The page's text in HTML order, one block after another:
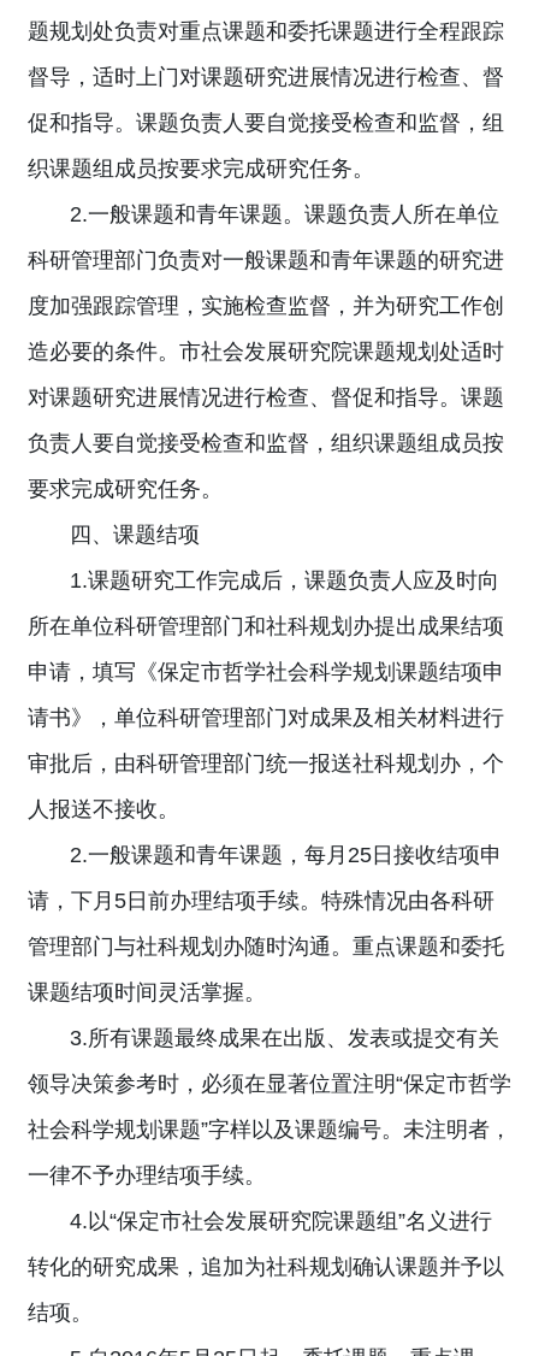
题规划处负责对重点课题和委托课题进行全程跟踪
督导，适时上门对课题研究进展情况进行检查、督
促和指导。课题负责人要自觉接受检查和监督，组
织课题组成员按要求完成研究任务。
2.一般课题和青年课题。课题负责人所在单位
科研管理部门负责对一般课题和青年课题的研究进
度加强跟踪管理，实施检查监督，并为研究工作创
造必要的条件。市社会发展研究院课题规划处适时
对课题研究进展情况进行检查、督促和指导。课题
负责人要自觉接受检查和监督，组织课题组成员按
要求完成研究任务。
四、课题结项
1.课题研究工作完成后，课题负责人应及时向
所在单位科研管理部门和社科规划办提出成果结项
申请，填写《保定市哲学社会科学规划课题结项申
请书》，单位科研管理部门对成果及相关材料进行
审批后，由科研管理部门统一报送社科规划办，个
人报送不接收。
2.一般课题和青年课题，每月25日接收结项申
请，下月5日前办理结项手续。特殊情况由各科研
管理部门与社科规划办随时沟通。重点课题和委托
课题结项时间灵活掌握。
3.所有课题最终成果在出版、发表或提交有关
领导决策参考时，必须在显著位置注明“保定市哲学
社会科学规划课题”字样以及课题编号。未注明者，
一律不予办理结项手续。
4.以“保定市社会发展研究院课题组”名义进行
转化的研究成果，追加为社科规划确认课题并予以
结项。